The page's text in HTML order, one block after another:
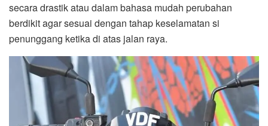
secara drastik atau dalam bahasa mudah perubahan
berdikit agar sesuai dengan tahap keselamatan si
penunggang ketika di atas jalan raya.